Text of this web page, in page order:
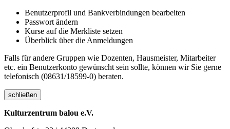
Benutzerprofil und Bankverbindungen bearbeiten
Passwort ändern
Kurse auf die Merkliste setzen
Überblick über die Anmeldungen
Falls für andere Gruppen wie Dozenten, Hausmeister, Mitarbeiter
etc. ein Benutzerkonto gewünscht sein sollte, können wir Sie gerne
telefonisch (08631/18599-0) beraten.
schließen
Kulturzentrum balou e.V.